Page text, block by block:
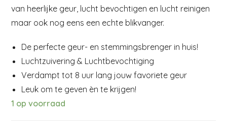
van heerlijke geur, lucht bevochtigen en lucht reinigen
maar ook nog eens een echte blikvanger.
De perfecte geur- en stemmingsbrenger in huis!
Luchtzuivering & Luchtbevochtiging
Verdampt tot 8 uur lang jouw favoriete geur
Leuk om te geven èn te krijgen!
1 op voorraad